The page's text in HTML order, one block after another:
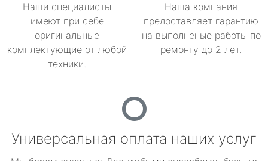
Наши специалисты
имеют при себе
оригинальные
комплектующие от любой
техники.
Наша компания
предоставляет гарантию
на выполненые работы по
ремонту до 2 лет.
Универсальная оплата наших услуг